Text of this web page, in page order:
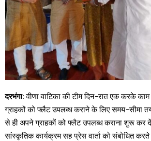
दरभंगा: वीणा वाटिका की टीम दिन-रात एक करके
ग्राहकों को फ्लैट उपलब्ध कराने के लिए समय-सीमा
से ही अपने ग्राहकों को फ्लैट उपलब्ध कराना शुरू कर
सांस्कृतिक कार्यक्रम सह प्रेस वार्ता को संबोधित